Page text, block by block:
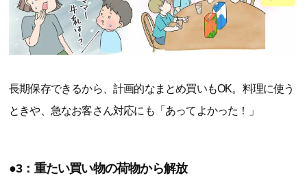
長期保存できるから、計画的なまとめ買いもOK。料理に使う
ときや、急なお客さん対応にも「あってよかった！」
●3：重たい買い物の荷物から解放